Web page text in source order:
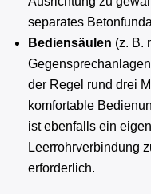
separates
Bediensäulen (z. B.
der Regel rund drei
komfortable
ist ebenfalls ein
Leerrohrverbindung
erforderlich.